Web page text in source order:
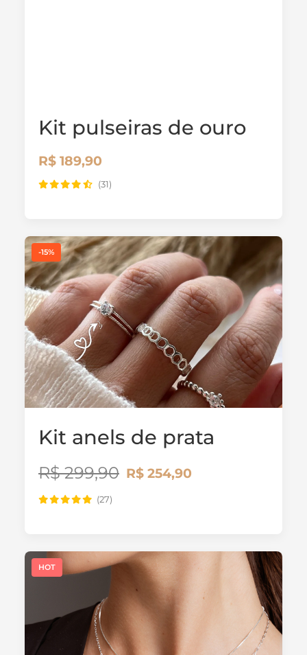
Kit pulseiras de ouro
R$ 189,90
(31)
-15%
Kit anels de prata
R$ 299,90 R$ 254,90
(27)
HOT